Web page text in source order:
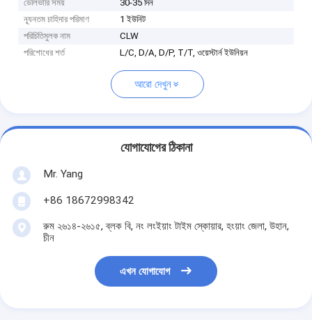
ডেলিভারি সময়
30-35 দিন
ন্যূনতম চাহিদার পরিমাণ
1 ইউনিট
পরিচিতিমুলক নাম
CLW
পরিশোধের শর্ত
L/C, D/A, D/P, T/T, ওয়েস্টার্ন ইউনিয়ন
আরো দেখুন
যোগাযোগের ঠিকানা
Mr. Yang
+86 18672998342
রুম ২৬১৪-২৬১৫, ব্লক বি, নং লংইয়াং টাইম স্কোয়ার, হংয়াং জেলা, উহান,
চীন
এখন যোগাযোগ